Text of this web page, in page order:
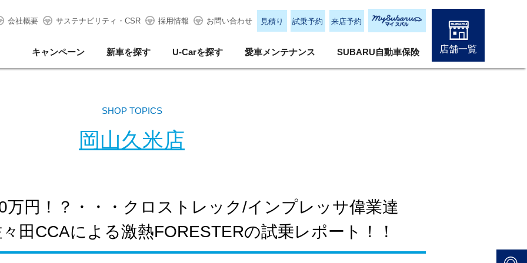
会社概要 サステナビリティ・CSR 採用情報 お問い合わせ 見積り 試乗予約 来店予約
キャンペーン 新車を探す U-Carを探す 愛車メンテナンス SUBARU自動車保険 店舗一覧
SHOP TOPICS
岡山久米店
円！？・・・クロストレック/インプレッサ偉業達
田CCAによる激熱FORESTERの試乗レポート！！